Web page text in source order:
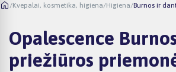
/Kvepalai, kosmetika, higiena/Higiena/Burnos ir
Opalescence
priežiūros